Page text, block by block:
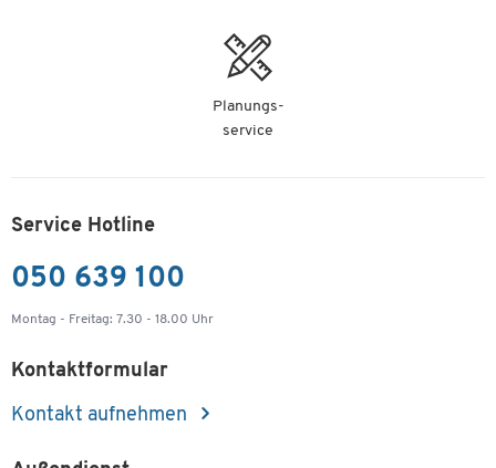
Planungs-
service
Service Hotline
050 639 100
Montag - Freitag: 7.30 - 18.00 Uhr
Kontaktformular
Kontakt aufnehmen